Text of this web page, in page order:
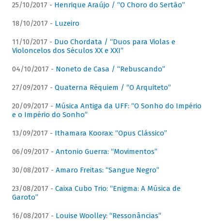
25/10/2017 - Henrique Araújo / “O Choro do Sertão”
18/10/2017 - Luzeiro
11/10/2017 - Duo Chordata / “Duos para Violas e
Violoncelos dos Séculos XX e XXI”
04/10/2017 - Noneto de Casa / “Rebuscando”
27/09/2017 - Quaterna Réquiem / “O Arquiteto”
20/09/2017 - Música Antiga da UFF: “O Sonho do Império
e o Império do Sonho”
13/09/2017 - Ithamara Koorax: “Opus Clássico”
06/09/2017 - Antonio Guerra: “Movimentos”
30/08/2017 - Amaro Freitas: “Sangue Negro”
23/08/2017 - Caixa Cubo Trio: “Enigma: A Música de
Garoto”
16/08/2017 - Louise Woolley: “Ressonâncias”